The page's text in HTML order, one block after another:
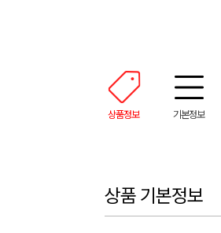
상품정보 기본정보
상품 기본정보